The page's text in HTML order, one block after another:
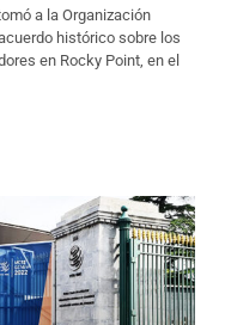
a la Organización
histórico sobre los
en Rocky Point, en el